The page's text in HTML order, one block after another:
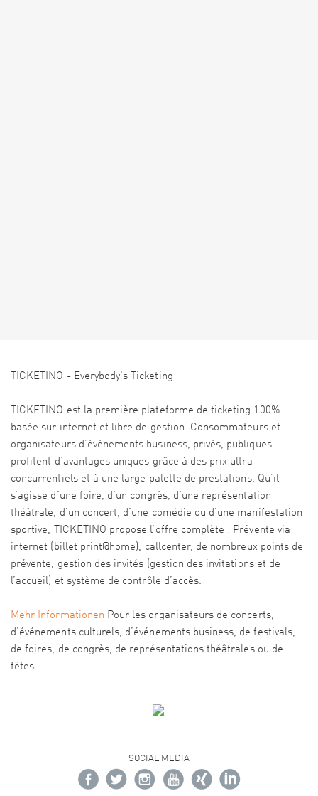
TICKETINO - Everybody's Ticketing
TICKETINO est la première plateforme de ticketing 100%
basée sur internet et libre de gestion. Consommateurs et
organisateurs d’événements business, privés, publiques
profitent d’avantages uniques grâce à des prix ultra-
concurrentiels et à une large palette de prestations. Qu’il
s’agisse d’une foire, d’un congrès, d’une représentation
théâtrale, d’un concert, d’une comédie ou d’une manifestation
sportive, TICKETINO propose l’offre complète : Prévente via
internet (billet print@home), callcenter, de nombreux points de
prévente, gestion des invités (gestion des invitations et de
l’accueil) et système de contrôle d’accès.
Mehr Informationen Pour les organisateurs de concerts,
d’événements culturels, d’événements business, de festivals,
de foires, de congrès, de représentations théâtrales ou de
fêtes.
SOCIAL MEDIA